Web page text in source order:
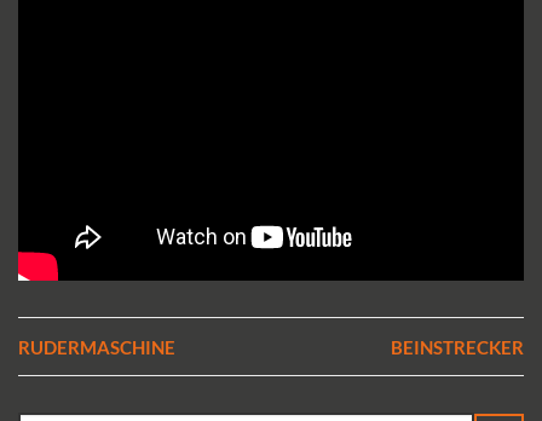
RUDERMASCHINE BEINSTRECKER